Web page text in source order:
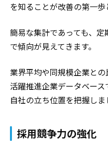
を知ることが改善の第一歩
簡易な集計であっても、
で傾向が見えてきます。
業界平均や同規模企業と
活躍推進企業データベース
自社の立ち位置を把握しま
採用競争力の強化